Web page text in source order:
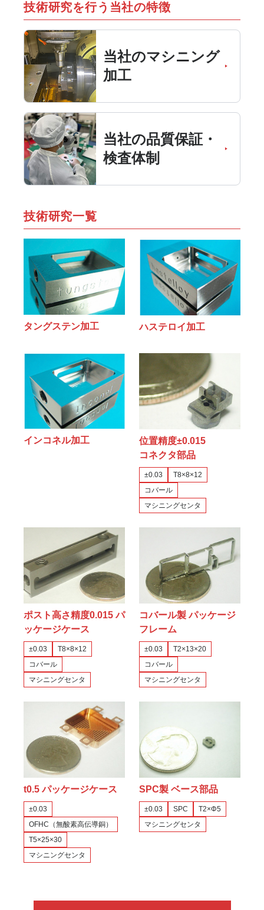
技術研究を行う当社の特徴
当社のマシニング
加工
当社の品質保証・
検査体制
技術研究一覧
タングステン加工 ハステロイ加工
インコネル加工
位置精度±0.015
コネクタ部品
±0.03
T8×8×12
コバール
マシニングセンタ
ポスト高さ精度0.015 パ
ッケージケース
±0.03
T8×8×12
コバール
マシニングセンタ
コバール製 パッケージ
フレーム
±0.03
T2×13×20
コバール
マシニングセンタ
t0.5 パッケージケース
±0.03
OFHC（無酸素高伝導銅）
T5×25×30
マシニングセンタ
SPC製 ベース部品
±0.03 SPC
T2×Φ5
マシニングセンタ